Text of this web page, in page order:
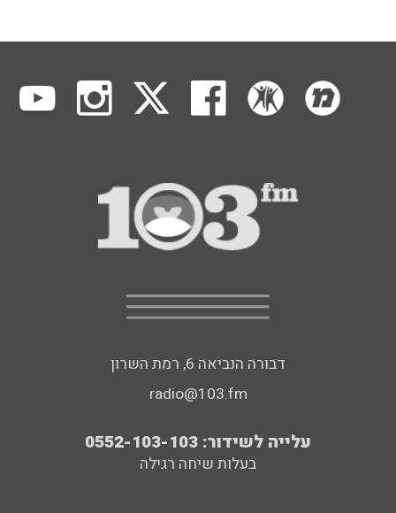
דבורה הנביאה 6, רמת השרון
radio@103.fm
עלייה לשידור: 0552-103-103
בעלות שיחה רגילה